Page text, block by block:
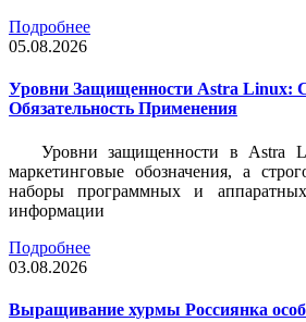
Подробнее
05.08.2026
Уровни Защищенности Astra Linux:
Обязательность Применения
Уровни защищенности в Astra
маркетинговые обозначения, а
наборы программных и
информации
Подробнее
03.08.2026
Выращивание хурмы Россиянка